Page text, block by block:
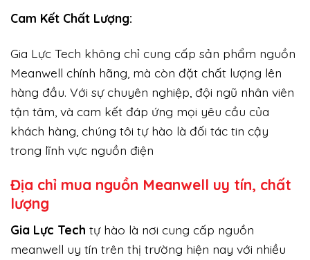
Cam Kết Chất Lượng:
Gia Lực Tech không chỉ cung cấp sản phẩm nguồn
Meanwell chính hãng, mà còn đặt chất lượng lên
hàng đầu. Với sự chuyên nghiệp, đội ngũ nhân viên
tận tâm, và cam kết đáp ứng mọi yêu cầu của
khách hàng, chúng tôi tự hào là đối tác tin cậy
trong lĩnh vực nguồn điện
Địa chỉ mua nguồn Meanwell uy tín, chất
lượng
Gia Lực Tech tự hào là nơi cung cấp nguồn
meanwell uy tín trên thị trường hiện nay với nhiều